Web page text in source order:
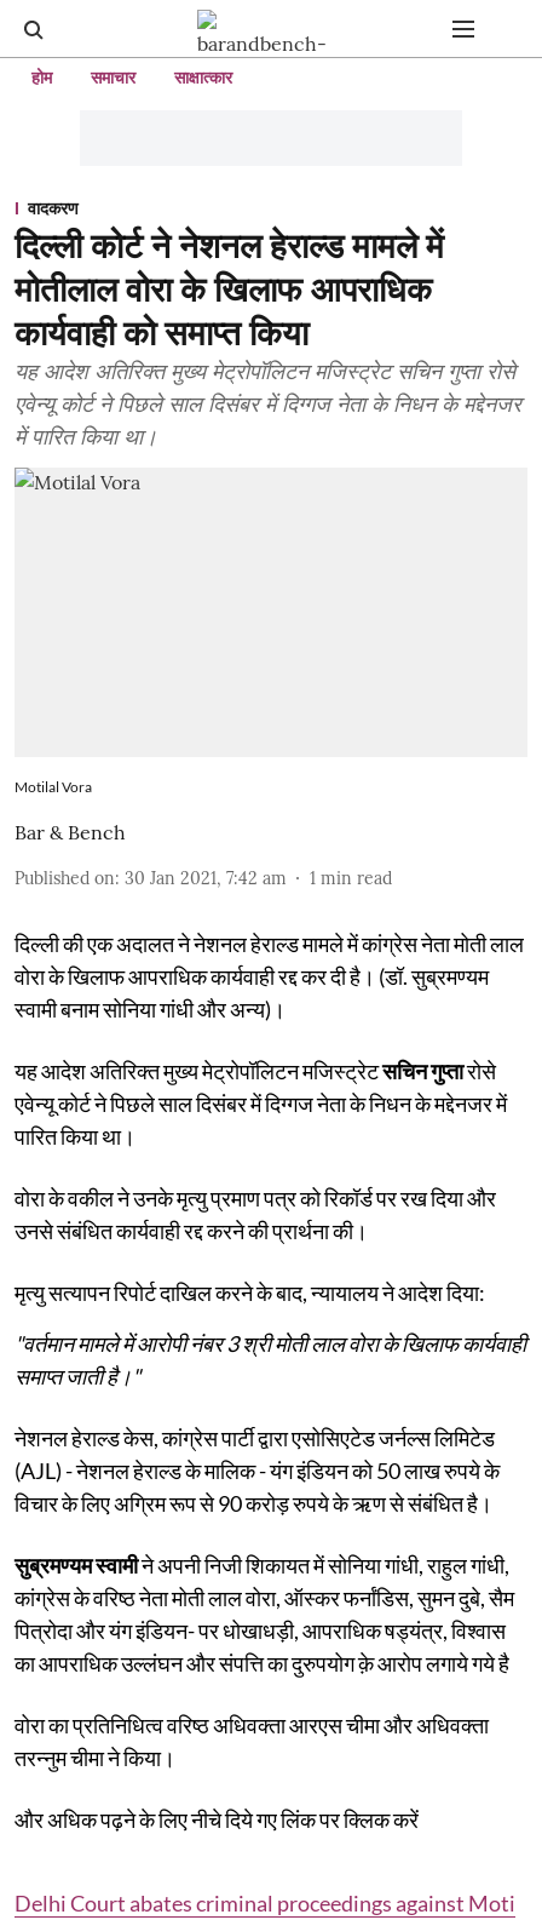
होम समाचार साक्षात्कार
वादकरण
दिल्ली कोर्ट ने नेशनल हेराल्ड मामले में
मोतीलाल वोरा के खिलाफ आपराधिक
कार्यवाही को समाप्त किया
यह आदेश अतिरिक्त मुख्य मेट्रोपॉलिटन मजिस्ट्रेट सचिन गुप्ता रोसे
एवेन्यू कोर्ट ने पिछले साल दिसंबर में दिग्गज नेता के निधन के मद्देनजर
में पारित किया था।
Motilal Vora
Bar & Bench
Published on: 30 Jan 2021, 7:42 am 1 min read
दिल्ली की एक अदालत ने नेशनल हेराल्ड मामले में कांग्रेस नेता मोती लाल
वोरा के खिलाफ आपराधिक कार्यवाही रद्द कर दी है। (डॉ. सुब्रमण्यम
स्वामी बनाम सोनिया गांधी और अन्य)।
यह आदेश अतिरिक्त मुख्य मेट्रोपॉलिटन मजिस्ट्रेटसचिन गुप्तारोसे
एवेन्यू कोर्ट ने पिछले साल दिसंबर में दिग्गज नेता के निधन के मद्देनजर में
पारित किया था।
वोरा के वकील ने उनके मृत्यु प्रमाण पत्र को रिकॉर्ड पर रख दिया और
उनसे संबंधित कार्यवाही रद्द करने की प्रार्थना की।
मृत्यु सत्यापन रिपोर्ट दाखिल करने के बाद, न्यायालय ने आदेश दिया:
"वर्तमान मामले में आरोपी नंबर 3 श्री मोती लाल वोरा के खिलाफ कार्यवाही
समाप्त जाती है।"
नेशनल हेराल्ड केस, कांग्रेस पार्टी द्वारा एसोसिएटेड जर्नल्स लिमिटेड
(AJL) - नेशनल हेराल्ड के मालिक - यंग इंडियन को 50 लाख रुपये के
विचार के लिए अग्रिम रूप से 90 करोड़ रुपये के ऋण से संबंधित है।
सुब्रमण्यम स्वामीने अपनी निजी शिकायत में सोनिया गांधी, राहुल गांधी,
कांग्रेस के वरिष्ठ नेता मोती लाल वोरा, ऑस्कर फर्नांडिस, सुमन दुबे, सैम
पित्रोदा और यंग इंडियन- पर धोखाधड़ी, आपराधिक षड्यंत्र, विश्वास
का आपराधिक उल्लंघन और संपत्ति का दुरुपयोग क़े आरोप लगाये गये है
वोरा का प्रतिनिधित्व वरिष्ठ अधिवक्ता आरएस चीमा और अधिवक्ता
तरन्नुम चीमा ने किया।
और अधिक पढ़ने के लिए नीचे दिये गए लिंक पर क्लिक करें
Delhi Court abates criminal proceedings against Moti